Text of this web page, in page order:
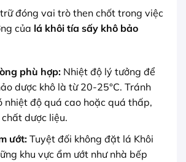
đóng vai trò then chốt trong việc
của lá khôi tía sấy khô bảo
phù hợp:Nhiệt độ lý tưởng để
dược khô là từ 20-25°C. Tránh
nhiệt độ quá cao hoặc quá thấp,
dược liệu.
ướt:Tuyệt đối không đặt lá Khôi
khu vực ẩm ướt như nhà bếp